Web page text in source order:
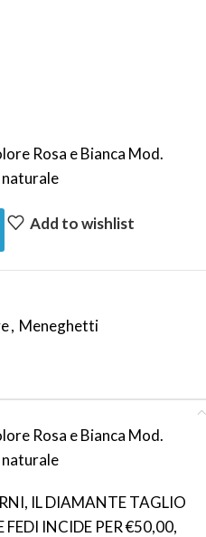
Rosa e Bianca Mod.
naturale
Add to wishlist
, Meneghetti
Rosa e Bianca Mod.
naturale
IL DIAMANTE TAGLIO
FEDI INCIDE PER €50,00,